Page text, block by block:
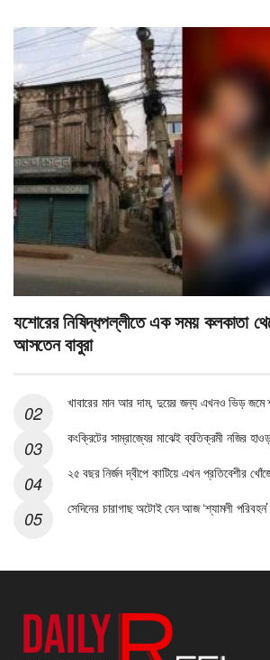
যশোরের নিষিদ্ধপল্লীতে এক সময় কলকাতা
আসতেন বাবুরা
খাবারের মান আর দাম, দুয়ের জন্য এখনও ভিড় জমে
কংক্রিটের সাম্রাজ্যের মাঝেই ব্যতিক্রমী নজির
২৫ বছর নির্জন দ্বীপে কাটিয়ে এখন প্রতিবেশীর
সেদিনের চারাগাছ অটোই যেন আজ ‘শ্যামলী